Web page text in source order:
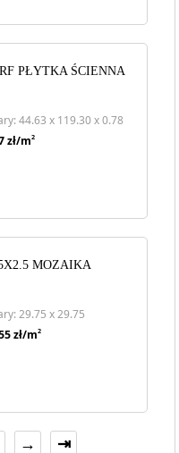
PŁYTKA ŚCIENNA
44.63 x 119.30 x 0.78
zł/m2
MOZAIKA
29.75 x 29.75
zł/m2
→ ⇥